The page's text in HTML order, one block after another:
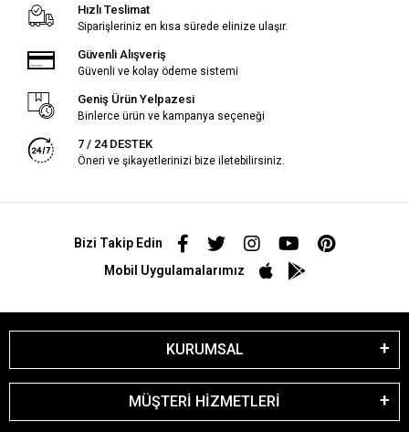
Hızlı Teslimat
Siparişleriniz en kısa sürede elinize ulaşır.
Güvenli Alışveriş
Güvenli ve kolay ödeme sistemi
Geniş Ürün Yelpazesi
Binlerce ürün ve kampanya seçeneği
7 / 24 DESTEK
Öneri ve şikayetlerinizi bize iletebilirsiniz.
Bizi Takip Edin
Mobil Uygulamalarımız
KURUMSAL
MÜŞTERİ HİZMETLERİ